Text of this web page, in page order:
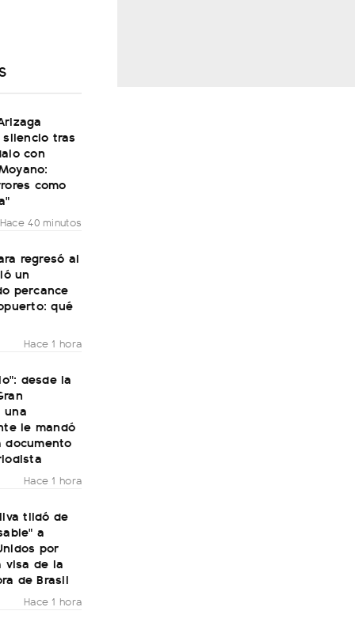
tras
con
como
Hace 40 minutos
regresó al
un
percance
qué
Hace 1 hora
desde la
una
le mandó
documento
Hace 1 hora
tildó de
a
por
visa de la
de Brasil
Hace 1 hora